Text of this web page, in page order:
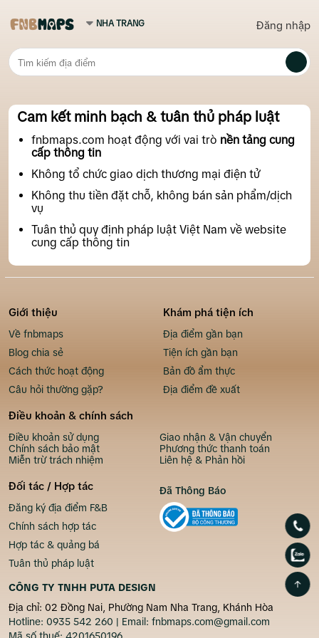
Đăng nhập
Cam kết minh bạch & tuân thủ pháp luật
fnbmaps.com hoạt động với vai trò nền tảng cung
cấp thông tin
Không tổ chức giao dịch thương mại điện tử
Không thu tiền đặt chỗ, không bán sản phẩm/dịch
vụ
Tuân thủ quy định pháp luật Việt Nam về website
cung cấp thông tin
Giới thiệu
Về fnbmaps
Blog chia sẻ
Cách thức hoạt động
Câu hỏi thường gặp?
Khám phá tiện ích
Địa điểm gần bạn
Tiện ích gần bạn
Bản đồ ẩm thực
Địa điểm đề xuất
Điều khoản & chính sách
Điều khoản sử dụng
Chính sách bảo mật
Miễn trừ trách nhiệm
Giao nhận & Vận chuyển
Phương thức thanh toán
Liên hệ & Phản hồi
Đối tác / Hợp tác
Đăng ký địa điểm F&B
Chính sách hợp tác
Hợp tác & quảng bá
Tuân thủ pháp luật
CÔNG TY TNHH PUTA DESIGN
Địa chỉ: 02 Đồng Nai, Phường Nam Nha Trang, Khánh Hòa
Hotline: 0935 542 260 | Email: fnbmaps.com@gmail.com
Đã Thông Báo